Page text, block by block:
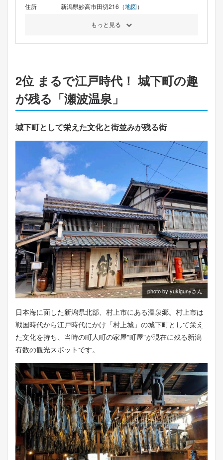
住所 新潟県妙高市田切216（地図）
もっと見る
2位 まるで江戸時代！ 城下町の趣
が残る「瀬波温泉」
城下町として栄えた文化と街並みが残る街
photo by yukigunyさん
日本海に面した新潟県北部、村上市にある温泉郷。村上市は
戦国時代から江戸時代にかけ「村上城」の城下町として栄え
た文化を持ち、当時の町人町の家屋"町屋"が現在に残る新潟
有数の観光スポットです。